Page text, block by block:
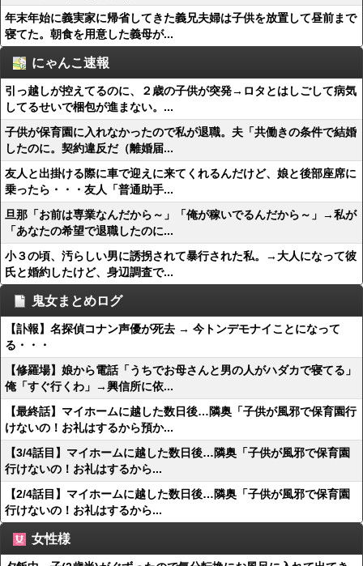
年末年始に義実家に帰省してきた義兄夫婦は子供を放置して昼前まで
寝てた。朝食を用意した義母が...
にゃんこ速報
引っ越しが控えてるのに、２歳の子供が突発→ロタとはしごして病気
してるせいで梱包が進まない。...
子供が保育園に入れなかったので私が退職。夫「共働きの条件で結婚
したのに。契約違反だ（離婚届...
友人と出掛ける際に車で迎えに来てくれるんだけど、娘と後部座席に
乗ったら・・・友人「普通助手...
旦那「お前は専業なんだから～」「俺が稼いでるんだから～」→私が
「あなたの希望で退職したのに...
小３の頃、汚らしい男に誘拐されて暴行された私。→大人になって彼
氏と婚約したけど、身辺調査で...
鬼女まとめログ
【訃報】名探偵コナン声優が死去 → 今トンデモナイことになって
る・・・
【修羅場】娘から電話「うちでお母さんと男の人がハダカで寝てる」
俺「すぐ行くわ」→興信所に依...
【最終話】マイホームに越した数日後…隣奥「子供が風邪で保育園行
けないの！お礼はするから預か...
【3/4話目】マイホームに越した数日後…隣奥「子供が風邪で保育園
行けないの！お礼はするから...
【2/4話目】マイホームに越した数日後…隣奥「子供が風邪で保育園
行けないの！お礼はするから...
女性様